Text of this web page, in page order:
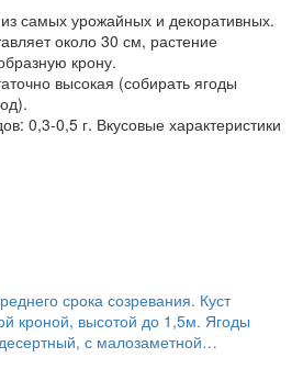
самых урожайных и декоративных.
около 30 см, растение
крону.
высокая (собирать ягоды
0,3-0,5 г. Вкусовые характеристики
срока созревания. Куст
кроной, высотой до 1,5м. Ягоды
с малозаметной…